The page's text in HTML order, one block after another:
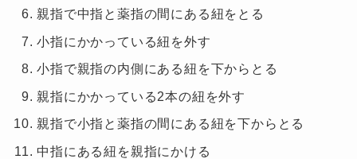
親指で中指と薬指の間にある紐をとる
小指にかかっている紐を外す
小指で親指の内側にある紐を下からとる
親指にかかっている2本の紐を外す
親指で小指と薬指の間にある紐を下からとる
中指にある紐を親指にかける